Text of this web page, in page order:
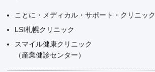
ことに・メディカル・サポート・クリニック
LSI札幌クリニック
スマイル健康クリニック
（産業健診センター）